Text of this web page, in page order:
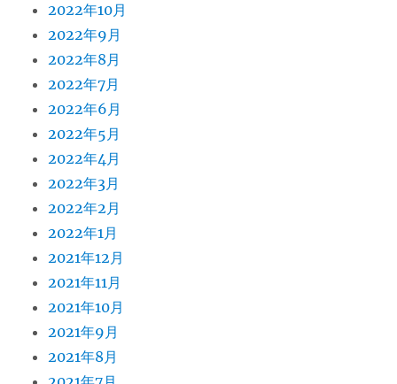
2022年10月
2022年9月
2022年8月
2022年7月
2022年6月
2022年5月
2022年4月
2022年3月
2022年2月
2022年1月
2021年12月
2021年11月
2021年10月
2021年9月
2021年8月